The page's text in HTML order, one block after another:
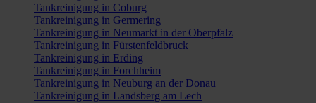
Tankreinigung in Coburg
Tankreinigung in Germering
Tankreinigung in Neumarkt in der Oberpfalz
Tankreinigung in Fürstenfeldbruck
Tankreinigung in Erding
Tankreinigung in Forchheim
Tankreinigung in Neuburg an der Donau
Tankreinigung in Landsberg am Lech